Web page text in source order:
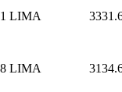
LIMA
LIMA